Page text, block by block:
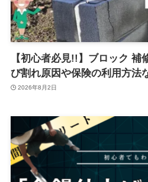
【初心者必見!!】ブロック 補
び割れ原因や保険の利用方法
2026年8月2日